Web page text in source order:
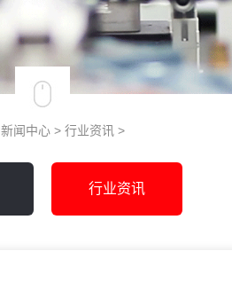
新闻中心> 行业资讯 >
行业资讯